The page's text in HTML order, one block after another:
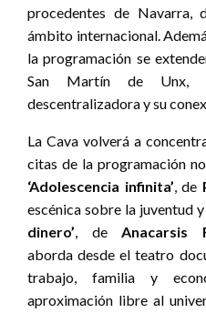
procedentes de
ámbito internacional.
la programación se
San Martín de Unx,
descentralizadora y su
La Cava volverá a
citas de la programación
‘Adolescencia infinita’, de
escénica sobre la juventud
dinero’, de Anacarsis
aborda desde el teatro
trabajo, familia y
aproximación libre al